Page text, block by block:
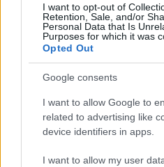
I want to opt-out of
Retention, Sale, and/or
Personal Data that Is
Purposes for which it was
Opted Out
Google consents
I want to allow Google to
related to advertising like
device identifiers in apps.
I want to allow my user
363-ban, nem
hogy elhagyta
megkezdje
hadjáratát, ezért
a zsidóknak,
templomukat.